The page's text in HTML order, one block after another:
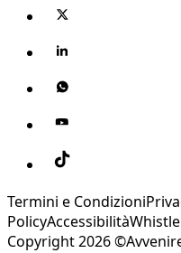
Termini e Condizioni
PolicyAccessibilità
Copyright 2026